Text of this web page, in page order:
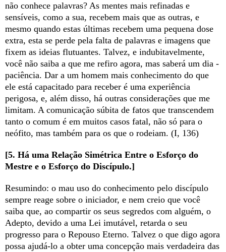
não conhece palavras? As mentes mais refinadas e
sensíveis, como a sua, recebem mais que as outras, e
mesmo quando estas últimas recebem uma pequena dose
extra, esta se perde pela falta de palavras e imagens que
fixem as ideias flutuantes. Talvez, e indubitavelmente,
você não saiba a que me refiro agora, mas saberá um dia -
paciência. Dar a um homem mais conhecimento do que
ele está capacitado para receber é uma experiência
perigosa, e, além disso, há outras considerações que me
limitam. A comunicação súbita de fatos que transcendem
tanto o comum é em muitos casos fatal, não só para o
neófito, mas também para os que o rodeiam. (I, 136)
[5. Há uma Relação Simétrica Entre o Esforço do
Mestre e o Esforço do Discípulo.]
Resumindo: o mau uso do conhecimento pelo discípulo
sempre reage sobre o iniciador, e nem creio que você
saiba que, ao compartir os seus segredos com alguém, o
Adepto, devido a uma Lei imutável, retarda o seu
progresso para o Repouso Eterno. Talvez o que digo agora
possa ajudá-lo a obter uma concepção mais verdadeira das